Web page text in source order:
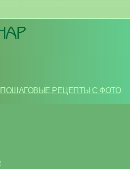
ПОШАГОВЫЕ РЕЦЕПТЫ С ФОТО